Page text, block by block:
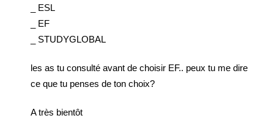
_ ESL
_ EF
_ STUDYGLOBAL
les as tu consulté avant de choisir EF.. peux tu me dire
ce que tu penses de ton choix?
A très bientôt